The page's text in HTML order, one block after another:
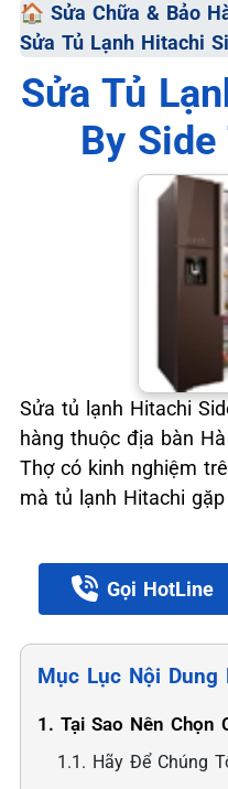
📞
🏠 Sửa Chữa & Bảo
Sửa Tủ Lạnh Hitachi
Sửa Tủ
By
Sửa tủ lạnh Hitachi
hàng thuộc địa bàn
Thợ có kinh nghiệm
mà tủ lạnh Hitachi
Gọi HotLine
Mục Lục Nội Dung
1. Tại Sao Nên Chọn
1.1. Hãy Để Chúng